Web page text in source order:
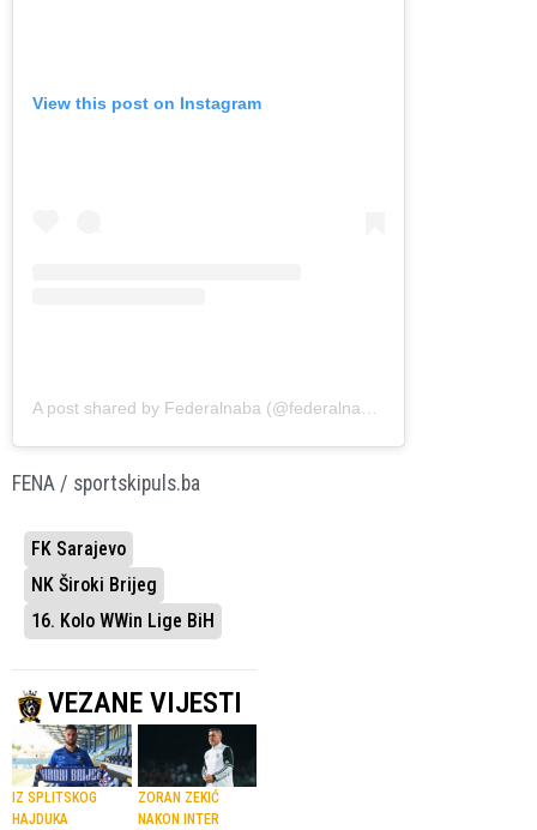
View this post on Instagram
A post shared by Federalnaba (@federalnaba)
FENA / sportskipuls.ba
FK Sarajevo
NK Široki Brijeg
16. Kolo WWin Lige BiH
VEZANE VIJESTI
IZ SPLITSKOG
HAJDUKA
ZORAN ZEKIĆ
NAKON INTER